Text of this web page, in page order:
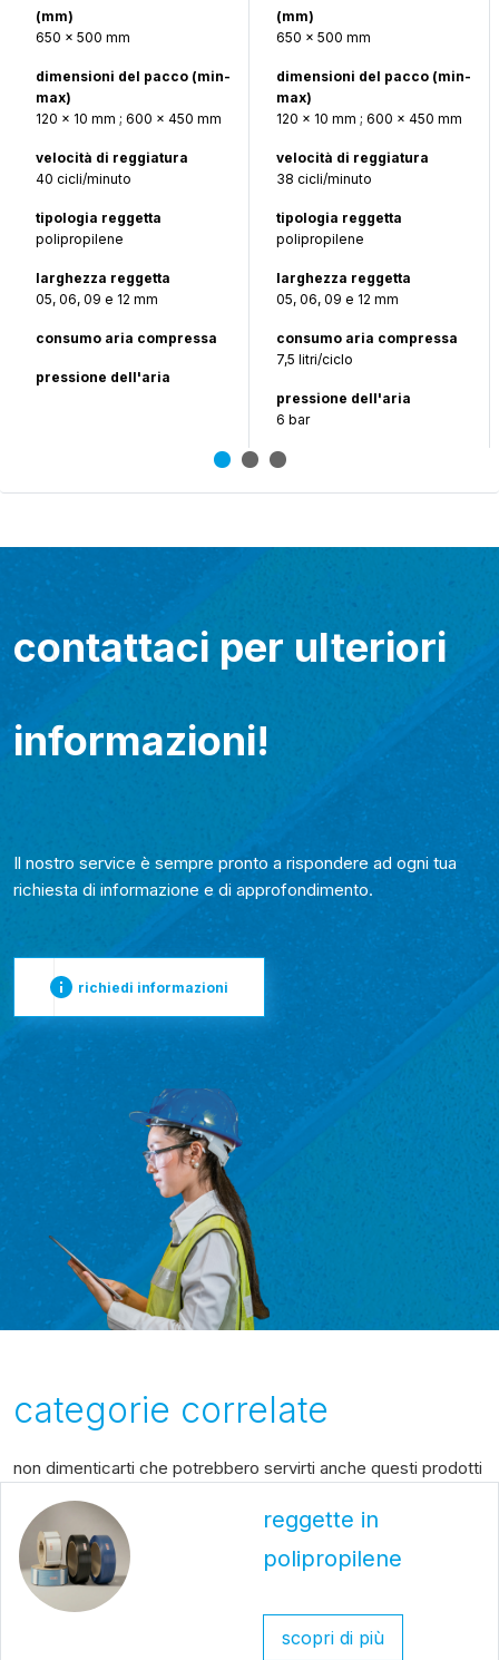
(mm)
650 x 500 mm
dimensioni del pacco (min-
max)
120 x 10 mm ; 600 x 450 mm
velocità di reggiatura
40 cicli/minuto
tipologia reggetta
polipropilene
larghezza reggetta
05, 06, 09 e 12 mm
consumo aria compressa
pressione dell'aria
(mm)
650 x 500 mm
dimensioni del pacco (min-
max)
120 x 10 mm ; 600 x 450 mm
velocità di reggiatura
38 cicli/minuto
tipologia reggetta
polipropilene
larghezza reggetta
05, 06, 09 e 12 mm
consumo aria compressa
7,5 litri/ciclo
pressione dell'aria
6 bar
contattaci per ulteriori
informazioni!
Il nostro service è sempre pronto a rispondere ad ogni tua
richiesta di informazione e di approfondimento.
richiedi informazioni
categorie correlate
non dimenticarti che potrebbero servirti anche questi prodotti
reggette in
polipropilene
scopri di più